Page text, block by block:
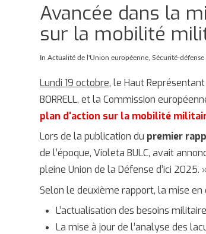
Avancée dans la
sur la mobilité
InActualité de l'Union européenne ,Sécurité-défense
Lundi 19 octobre, le Haut
BORRELL, et la Commission
plan d'action sur la mobilité
Lors de la publication du premier
de l’époque, Violeta BULC, avait
pleine Union de la Défense d’ici 2025.
Selon le deuxième rapport, la mise
L’actualisation des besoins
La mise à jour de l’analyse des